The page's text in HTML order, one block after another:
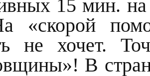
15 мин. на
«скорой
не хочет.
В